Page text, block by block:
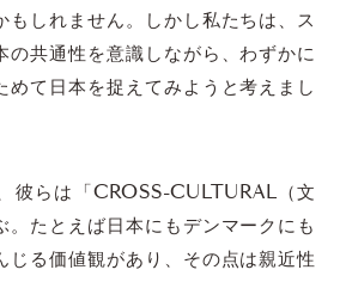
もしれません。しかし私たちは、ス
の共通性を意識しながら、わずかに
めて日本を捉えてみようと考えまし
彼らは「CROSS-CULTURAL（文
。たとえば日本にもデンマークにも
じる価値観があり、その点は親近性